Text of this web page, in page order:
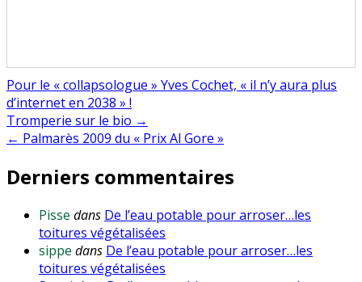
Pour le « collapsologue » Yves Cochet, « il n’y aura plus
d’internet en 2038 » !
Navigation
de
l’article
Tromperie sur le bio →
← Palmarès 2009 du « Prix Al Gore »
Derniers commentaires
Pisse dans De l’eau potable pour arroser…les
toitures végétalisées
sippe dans De l’eau potable pour arroser…les
toitures végétalisées